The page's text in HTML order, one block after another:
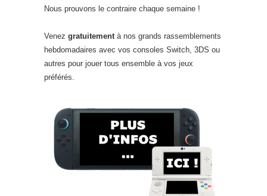
Nous prouvons le contraire chaque semaine !
Venez gratuitement à nos grands rassemblements
hebdomadaires avec vos consoles Switch, 3DS ou
autres pour jouer tous ensemble à vos jeux
préférés.